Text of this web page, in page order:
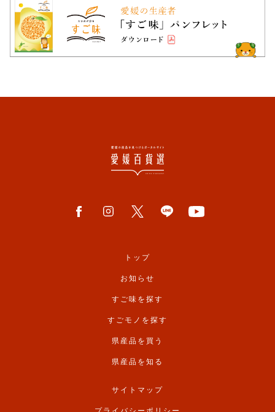
トップ
お知らせ
すご味を探す
すごモノを探す
県産品を買う
県産品を知る
サイトマップ